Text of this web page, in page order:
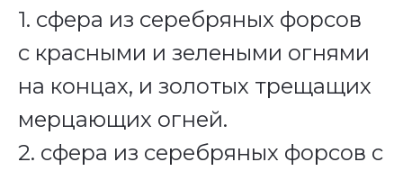
1. сфера из серебряных форсов
с красными и зелеными огнями
на концах, и золотых трещащих
мерцающих огней.
2. сфера из серебряных форсов с